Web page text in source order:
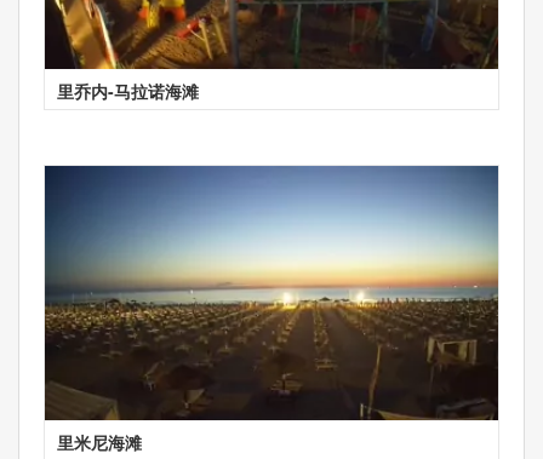
里乔内-马拉诺海滩
里米尼海滩